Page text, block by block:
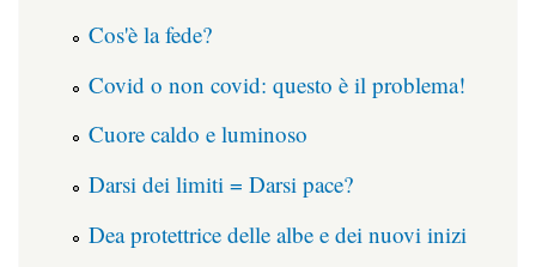
Cos'è la fede?
Covid o non covid: questo è il problema!
Cuore caldo e luminoso
Darsi dei limiti = Darsi pace?
Dea protettrice delle albe e dei nuovi inizi